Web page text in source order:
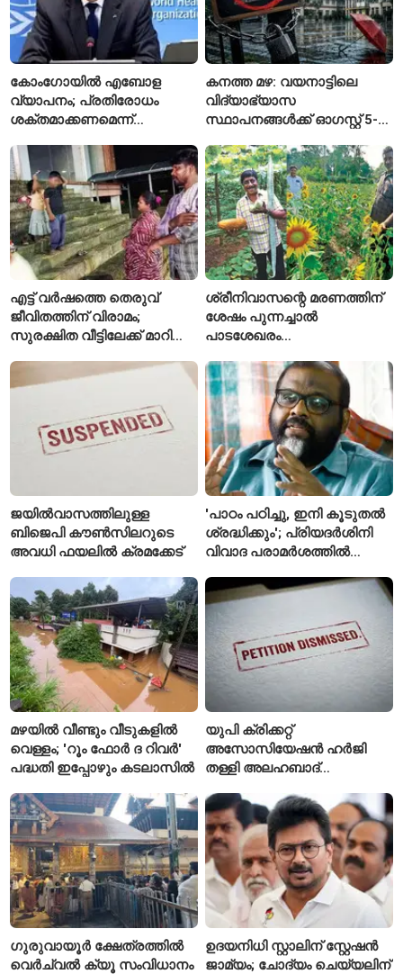
കോംഗോയിൽ എബോള
വ്യാപനം; പ്രതിരോധം
ശക്തമാക്കണമെന്ന്
കനത്ത മഴ: വയനാട്ടിലെ
വിദ്യാഭ്യാസ
സ്ഥാപനങ്ങൾക്ക് ഓഗസ്റ്റ് 5-ന്
എട്ട് വർഷത്തെ തെരുവ്
ജീവിതത്തിന് വിരാമം;
സുരക്ഷിത വീട്ടിലേക്ക് മാറി
ശ്രീനിവാസന്റെ മരണത്തിന്
ശേഷം പുന്നച്ചാൽ
പാടശേഖരം
കർഷകർ
ജയിൽവാസത്തിലുള്ള
ബിജെപി കൗൺസിലറുടെ
അവധി ഫയലിൽ ക്രമക്കേട്
'പാഠം പഠിച്ചു, ഇനി കൂടുതൽ
ശ്രദ്ധിക്കും'; പ്രിയദർശിനി
വിവാദ പരാമർശത്തിൽ
സി.പി. ജോൺ
മഴയിൽ വീണ്ടും വീടുകളിൽ
വെള്ളം; 'റൂം ഫോർ ദ റിവർ'
പദ്ധതി ഇപ്പോഴും കടലാസിൽ
യുപി ക്രിക്കറ്റ്
അസോസിയേഷൻ ഹർജി
തള്ളി അലഹബാദ്
ഗുരുവായൂർ ക്ഷേത്രത്തിൽ
വെർച്വൽ ക്യൂ സംവിധാനം
ഉദയനിധി സ്റ്റാലിന് സ്റ്റേഷൻ
ജാമ്യം; ചോദ്യം ചെയ്യലിന്